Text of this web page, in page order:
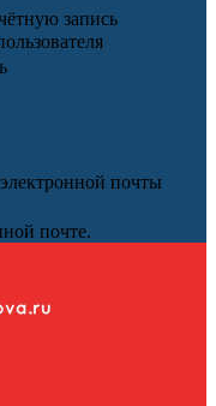
запись
почты
почте.